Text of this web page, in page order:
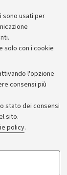
sono usati per
solo con i cookie
l'opzione
consensi più
stato dei consensi
sito.
policy.